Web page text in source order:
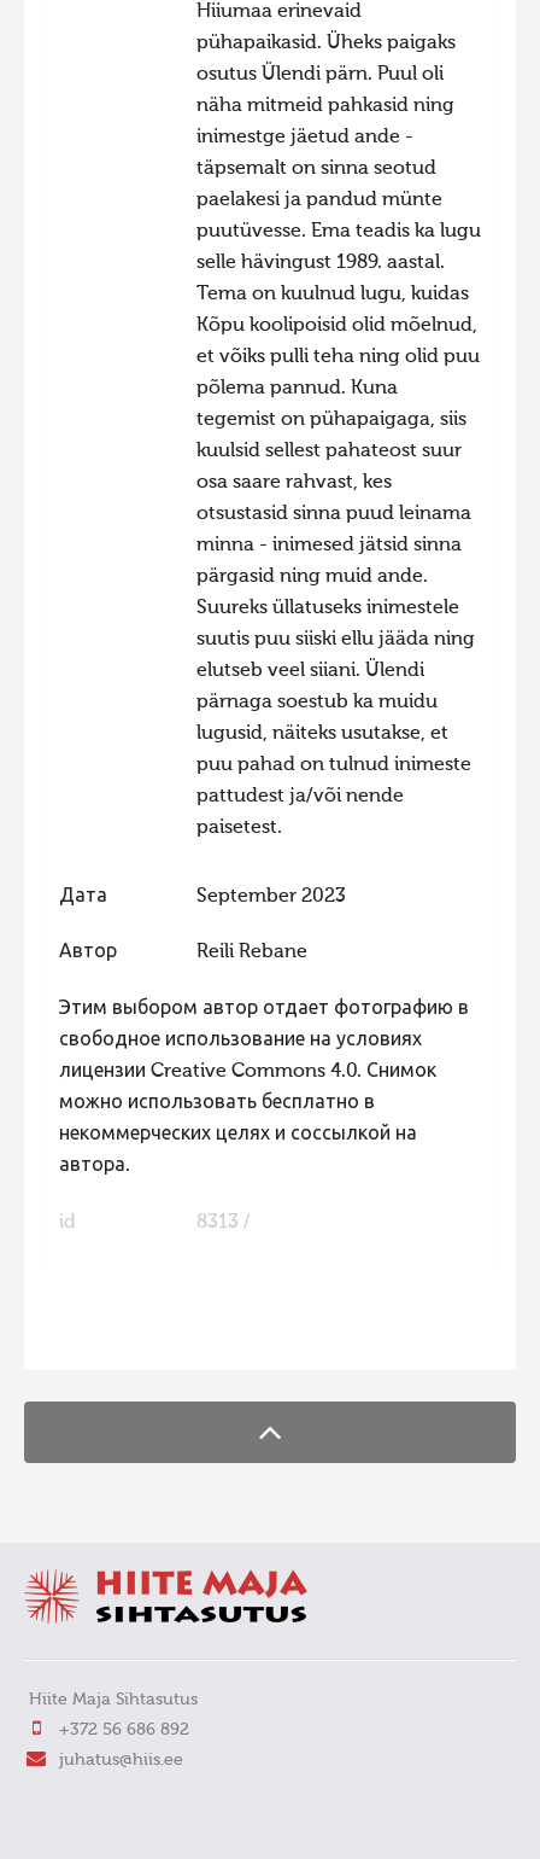
Hiiumaa erinevaid
pühapaikasid. Üheks paigaks
osutus Ülendi pärn. Puul oli
näha mitmeid pahkasid ning
inimestge jäetud ande -
täpsemalt on sinna seotud
paelakesi ja pandud münte
puutüvesse. Ema teadis ka lugu
selle hävingust 1989. aastal.
Tema on kuulnud lugu, kuidas
Kõpu koolipoisid olid mõelnud,
et võiks pulli teha ning olid puu
põlema pannud. Kuna
tegemist on pühapaigaga, siis
kuulsid sellest pahateost suur
osa saare rahvast, kes
otsustasid sinna puud leinama
minna - inimesed jätsid sinna
pärgasid ning muid ande.
Suureks üllatuseks inimestele
suutis puu siiski ellu jääda ning
elutseb veel siiani. Ülendi
pärnaga soestub ka muidu
lugusid, näiteks usutakse, et
puu pahad on tulnud inimeste
pattudest ja/või nende
paisetest.
Дата September 2023
Автор Reili Rebane
Этим выбором автор отдает фотографию в
свободное использование на условиях
лицензии Creative Commons 4.0. Снимок
можно использовать бесплатно в
некоммерческих целях и соссылкой на
автора.
id 8313 /
Hiite Maja Sihtasutus
+372 56 686 892
juhatus@hiis.ee